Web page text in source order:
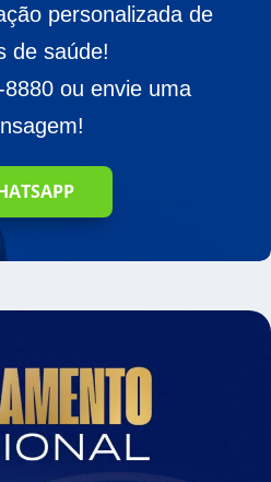
personalizada de
de saúde!
ou envie uma